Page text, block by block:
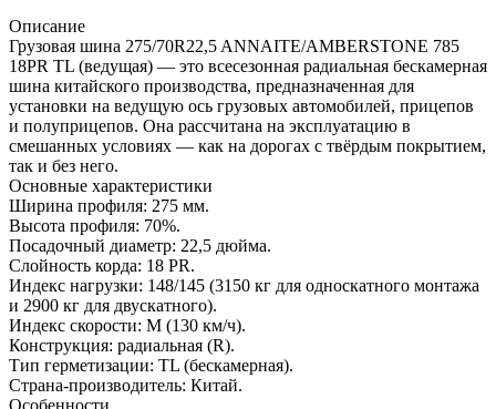
Описание
Грузовая шина 275/70R22,5 ANNAITE/AMBERSTONE 785
18PR TL (ведущая) — это всесезонная радиальная бескамерная
шина китайского производства, предназначенная для
установки на ведущую ось грузовых автомобилей, прицепов
и полуприцепов. Она рассчитана на эксплуатацию в
смешанных условиях — как на дорогах с твёрдым покрытием,
так и без него.
Основные характеристики
Ширина профиля: 275 мм.
Высота профиля: 70%.
Посадочный диаметр: 22,5 дюйма.
Слойность корда: 18 PR.
Индекс нагрузки: 148/145 (3150 кг для односкатного монтажа
и 2900 кг для двускатного).
Индекс скорости: M (130 км/ч).
Конструкция: радиальная (R).
Тип герметизации: TL (бескамерная).
Страна-производитель: Китай.